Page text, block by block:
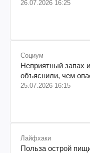
26.07.2026 16:25
Социум
Неприятный запах
объяснили, чем
25.07.2026 16:15
Лайфхаки
Польза острой